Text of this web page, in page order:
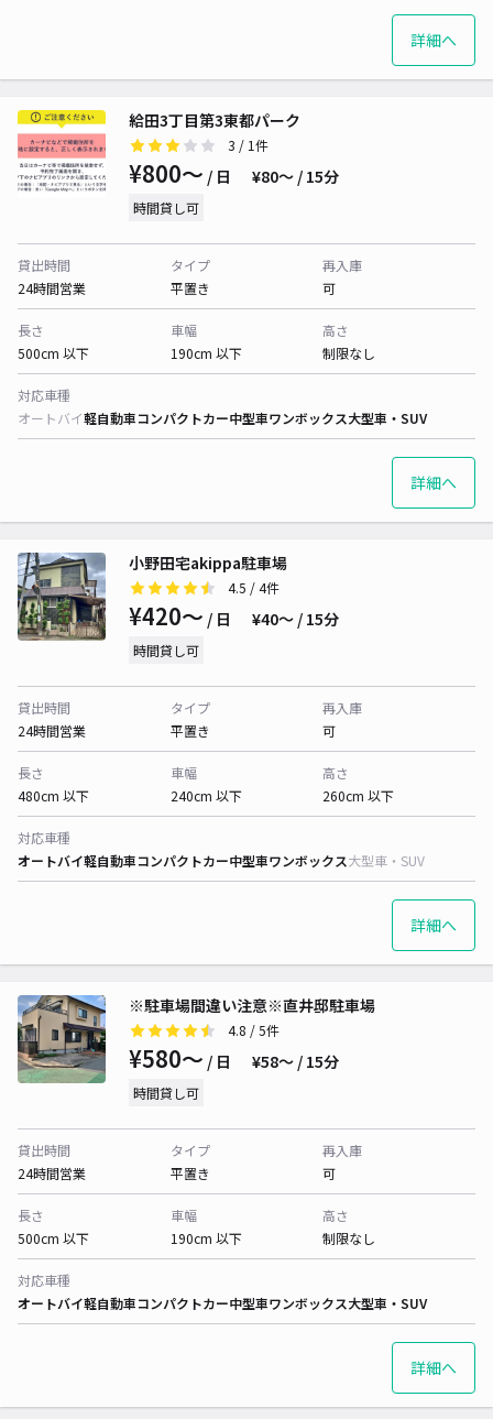
詳細へ
給田3丁目第3東都パーク
3 / 1件
¥800〜 / 日 ¥80〜 / 15分
時間貸し可
貸出時間
24時間営業
タイプ
平置き
再入庫
可
長さ
500cm 以下
車幅
190cm 以下
高さ
制限なし
対応車種
オートバイ軽自動車コンパクトカー中型車ワンボックス大型車・SUV
詳細へ
小野田宅akippa駐車場
4.5 / 4件
¥420〜 / 日 ¥40〜 / 15分
時間貸し可
貸出時間
24時間営業
タイプ
平置き
再入庫
可
長さ
480cm 以下
車幅
240cm 以下
高さ
260cm 以下
対応車種
オートバイ軽自動車コンパクトカー中型車ワンボックス大型車・SUV
詳細へ
※駐車場間違い注意※直井邸駐車場
4.8 / 5件
¥580〜 / 日 ¥58〜 / 15分
時間貸し可
貸出時間
24時間営業
タイプ
平置き
再入庫
可
長さ
500cm 以下
車幅
190cm 以下
高さ
制限なし
対応車種
オートバイ軽自動車コンパクトカー中型車ワンボックス大型車・SUV
詳細へ